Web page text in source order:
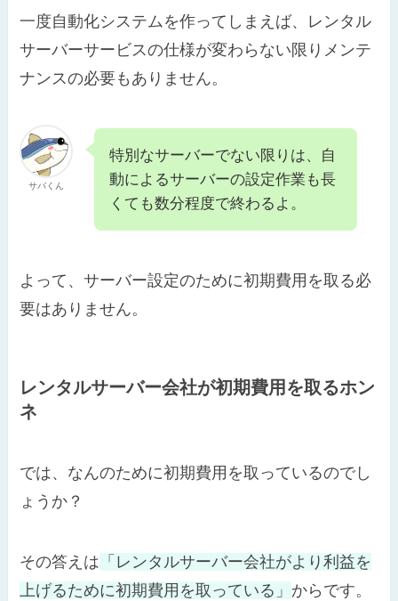
一度自動化システムを作ってしまえば、レンタル
サーバーサービスの仕様が変わらない限りメンテ
ナンスの必要もありません。
サバくん
特別なサーバーでない限りは、自
動によるサーバーの設定作業も長
くても数分程度で終わるよ。
よって、サーバー設定のために初期費用を取る必
要はありません。
レンタルサーバー会社が初期費用を取るホン
ネ
では、なんのために初期費用を取っているのでし
ょうか？
その答えは 「レンタルサーバー会社がより利益を
上げるために初期費用を取っている」 からです。